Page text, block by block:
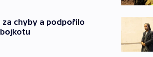
za chyby a podpořilo
bojkotu